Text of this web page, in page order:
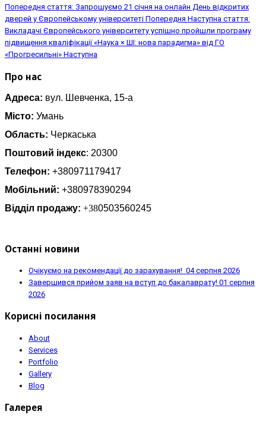
Попередня стаття: Запрошуємо 21 січня на онлайн День відкритих
дверей у Європейському університеті Попередня Наступна стаття:
Викладачі Європейського університету успішно пройшли програму
підвищення кваліфікації «Наука × ШІ: нова парадигма» від ГО
«Прогресильні» Наступна
Про нас
Адреса: вул. Шевченка, 15-а
Місто: Умань
Область: Черкаська
Поштовий індекс: 20300
Телефон: +380971179417
Мобільний: +380978390294
Відділ продажу: +380503560245
Останні новини
Очікуємо на рекомендації до зарахування! 04 серпня 2026
Завершився прийом заяв на вступ до бакалаврату! 01 серпня
2026
Корисні посилання
About
Services
Portfolio
Gallery
Blog
Галерея